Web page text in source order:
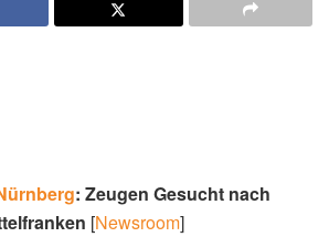
: Zeugen Gesucht nach
[Newsroom]